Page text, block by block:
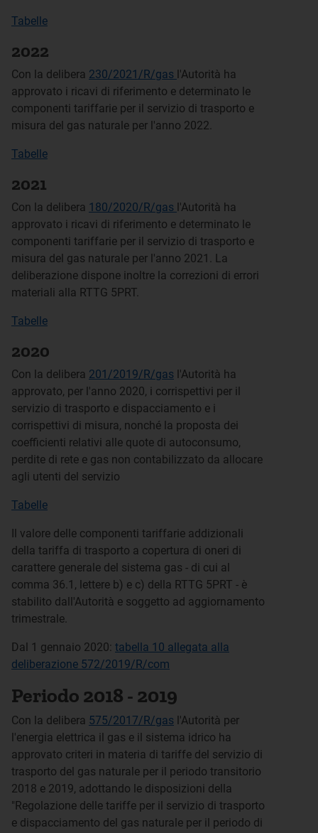
Tabelle
2022
Con la delibera 230/2021/R/gas l'Autorità ha
approvato i ricavi di riferimento e determinato le
componenti tariffarie per il servizio di trasporto e
misura del gas naturale per l'anno 2022.
Tabelle
2021
Con la delibera 180/2020/R/gas l'Autorità ha
approvato i ricavi di riferimento e determinato le
componenti tariffarie per il servizio di trasporto e
misura del gas naturale per l'anno 2021. La
deliberazione dispone inoltre la correzioni di errori
materiali alla RTTG 5PRT.
Tabelle
2020
Con la delibera 201/2019/R/gas l'Autorità ha
approvato, per l'anno 2020, i corrispettivi per il
servizio di trasporto e dispacciamento e i
corrispettivi di misura, nonché la proposta dei
coefficienti relativi alle quote di autoconsumo,
perdite di rete e gas non contabilizzato da allocare
agli utenti del servizio
Tabelle
Il valore delle componenti tariffarie addizionali
della tariffa di trasporto a copertura di oneri di
carattere generale del sistema gas - di cui al
comma 36.1, lettere b) e c) della RTTG 5PRT - è
stabilito dall'Autorità e soggetto ad aggiornamento
trimestrale.
Dal 1 gennaio 2020: tabella 10 allegata alla
deliberazione 572/2019/R/com
Periodo 2018 - 2019
Con la delibera 575/2017/R/gas l'Autorità per
l'energia elettrica il gas e il sistema idrico ha
approvato criteri in materia di tariffe del servizio di
trasporto del gas naturale per il periodo transitorio
2018 e 2019, adottando le disposizioni della
"Regolazione delle tariffe per il servizio di trasporto
e dispacciamento del gas naturale per il periodo di